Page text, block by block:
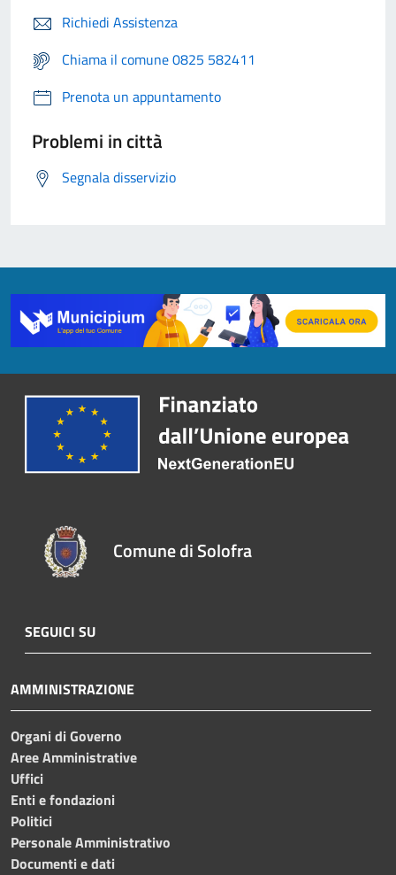
Richiedi Assistenza
Chiama il comune 0825 582411
Prenota un appuntamento
Problemi in città
Segnala disservizio
Comune di Solofra
SEGUICI SU
AMMINISTRAZIONE
Organi di Governo
Aree Amministrative
Uffici
Enti e fondazioni
Politici
Personale Amministrativo
Documenti e dati